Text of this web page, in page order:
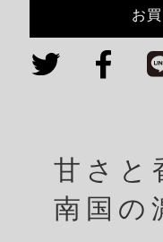
マ
ン
玉
入
り
個
お
甘さと
南国の